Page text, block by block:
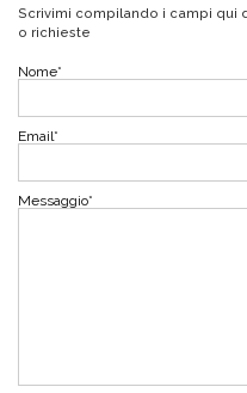
Scrivimi compilando i campi qui
o richieste
Nome*
Email*
Messaggio*